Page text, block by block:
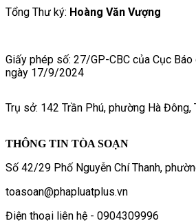
Tổng Thư ký: Hoàng Văn Vượng
Giấy phép số: 27/GP-CBC của Cục
ngày 17/9/2024
Trụ sở: 142 Trần Phú, phường Hà Đông,
THÔNG TIN TÒA SOẠN
Số 42/29 Phố Nguyễn Chí Thanh,
toasoan@phapluatplus.vn
Điện thoại liên hệ - 0904309996